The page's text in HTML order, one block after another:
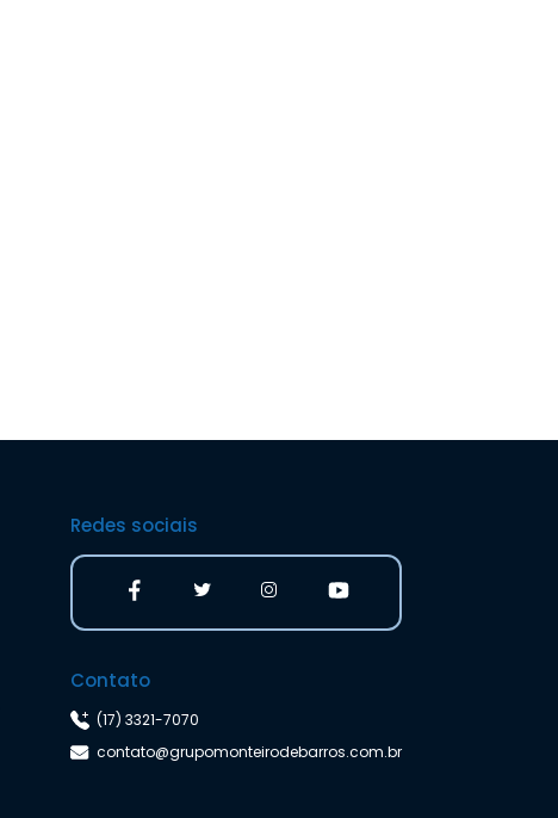
Redes sociais
Contato
(17) 3321-7070
contato@grupomonteirodebarros.com.br